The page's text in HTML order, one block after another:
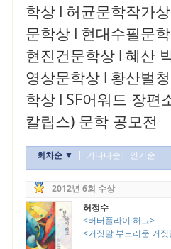
학상 l 허균문학작가상
문학상 l 현대수필문
현진건문학상 l 혜산
영상문학상 l 황산벌
학상 l SF어워드 장편
칼립스) 문학 공모전
회차순 ▼ | 가나다순 | 인기순
2012년 6회 수상
허정수
<버터플라이 허그>
<거짓말 부드러운 거짓